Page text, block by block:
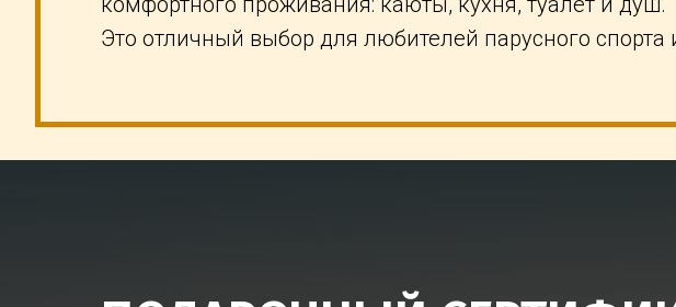
Это отличный выбор для любителей парусного спорта